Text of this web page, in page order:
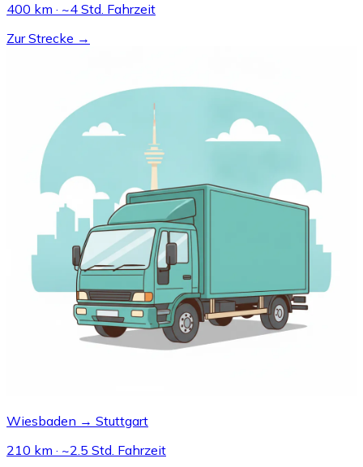
400 km · ~4 Std. Fahrzeit
Zur Strecke →
Wiesbaden → Stuttgart
210 km · ~2.5 Std. Fahrzeit